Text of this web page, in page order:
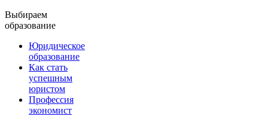
Выбираем
образование
Юридическое
образование
Как стать
успешным
юристом
Профессия
экономист